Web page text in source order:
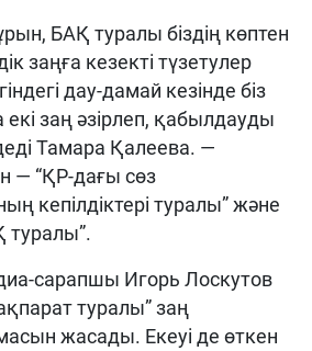
БАҚ туралы біздің көптен
заңға кезекті түзетулер
дау-дамай кезінде біз
заң әзірлеп, қабылдауды
Тамара Қалеева. —
— “ҚР-дағы сөз
кепілдіктері туралы” және
туралы”.
сарапшы Игорь Лоскутов
туралы” заң
жасады. Екеуі де өткен